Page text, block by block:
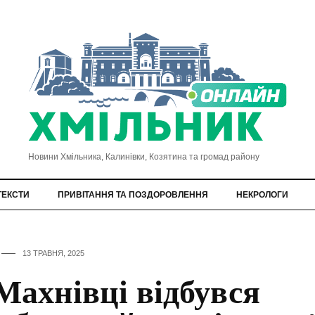
Новини Хмільника, Калинівки, Козятина та громад району
ПРИВІТАННЯ ТА ПОЗДОРОВЛЕННЯ НЕКРОЛОГИ
13 ТРАВНЯ, 2025
відбувся